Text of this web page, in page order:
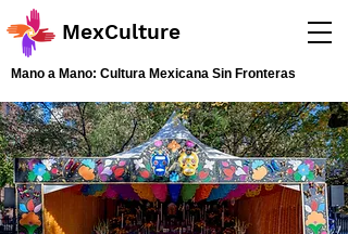
MexCulture
Mano a Mano: Cultura Mexicana Sin Fronteras